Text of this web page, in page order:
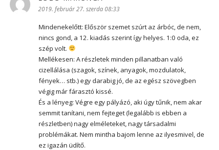
2019. február 27. szerda 08:33
Mindenekelőtt: Először szemet szúrt az árbóc, de nem,
nincs gond, a 12. kiadás szerint így helyes. 1:0 oda, ez
szép volt.
Mellékesen: A részletek minden pillanatban való
cizellálása (szagok, színek, anyagok, mozdulatok,
fények… stb.) egy darabig jó, de az egész szövegben
végig már fárasztó kissé.
És a lényeg: Végre egy pályázó, aki úgy tűnik, nem akar
semmit tanítani, nem fejteget (legalább is ebben a
részletben) nagy elméleteket, nagy társadalmi
problémákat. Nem mintha bajom lenne az ilyesmivel, de
ez igazán üdítő.